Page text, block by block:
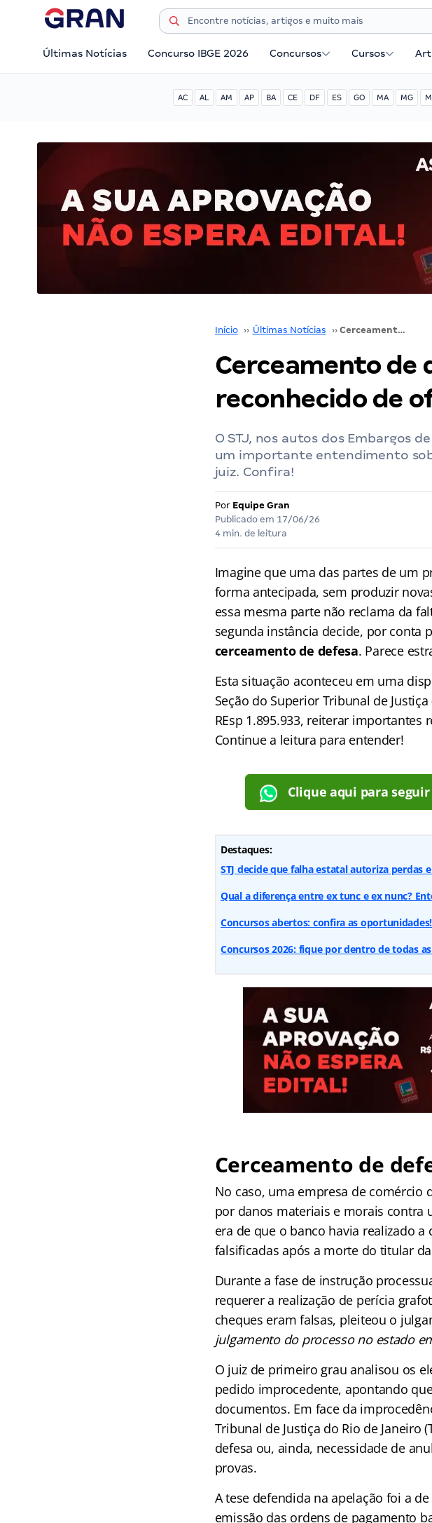
Últimas Notícias Concurso IBGE 2026 Concursos Cursos
AC AL AM AP BA CE DF ES GO MA MG
Início ›› Últimas Notícias ›› Cerceamento de defesa pode ser reconhecido de ofício? Entenda
Cerceamento de
reconhecido de
O STJ, nos autos dos Embargos
um importante entendimento
juiz. Confira!
Por Equipe Gran
Publicado em 17/06/26
4 min. de leitura
Imagine que uma das partes de um
forma antecipada, sem produzir
essa mesma parte não reclama da
segunda instância decide, por conta
cerceamento de defesa. Parece
Esta situação aconteceu em uma
Seção do Superior Tribunal de
REsp 1.895.933, reiterar
Continue a leitura para entender!
Clique aqui para
Destaques:
STJ decide que falha estatal autoriza perdas
Qual a diferença entre ex tunc e ex nunc?
Concursos abertos: confira as oportunidades!
Concursos 2026: fique por dentro de todas
Cerceamento de
No caso, uma empresa de comércio
por danos materiais e morais contra
era de que o banco havia realizado
falsificadas após a morte do titular
Durante a fase de instrução
requerer a realização de perícia
cheques eram falsas, pleiteou o
julgamento do processo no estado
O juiz de primeiro grau analisou os
pedido improcedente, apontando
documentos. Em face da
Tribunal de Justiça do Rio de Janeiro
defesa ou, ainda, necessidade de
provas.
A tese defendida na apelação foi a
emissão das ordens de pagamento